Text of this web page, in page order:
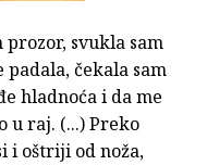
prozor, svukla sam
padala, čekala sam
hladnoća i da me
u raj. (...) Preko
i oštriji od noža,